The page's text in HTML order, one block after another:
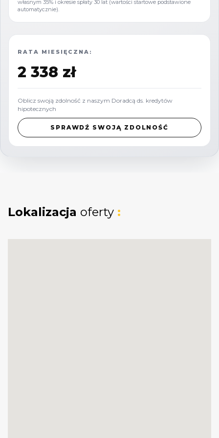
Atrakcyjna powierzchnia 4522 m²
własnym 35% i okresie spłaty 30 lat (wartości startowe podstawione
automatycznie).
RATA MIESIĘCZNA:
2 338 zł
Oblicz swoją zdolność z naszym Doradcą ds. kredytów
hipotecznych
SPRAWDŹ SWOJĄ ZDOLNOŚĆ
Lokalizacja oferty :